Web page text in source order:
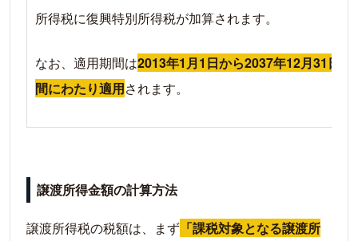
所得税に復興特別所得税が加算されます。
なお、適用期間は2013年1月1日から2037年12月31日ま
間にわたり適用されます。
譲渡所得金額の計算方法
譲渡所得税の税額は、まず 「課税対象となる譲渡所